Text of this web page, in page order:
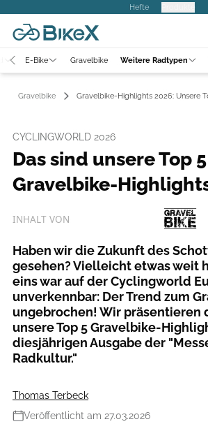
Hefte
E-Bike Gravelbike Weitere Radtypen
Gravelbike Gravelbike-Highlights 2026: Unsere
CYCLINGWORLD 2026
Das sind unsere Top 5
Gravelbike-
INHALT VON
Haben wir die Zukunft des
gesehen? Vielleicht etwas weit
eins war auf der Cyclingworld
unverkennbar: Der Trend zum
ungebrochen! Wir präsentieren
unsere Top 5 Gravelbike-
diesjährigen Ausgabe der
Radkultur."
Thomas Terbeck
Veröffentlicht am 27.03.2026